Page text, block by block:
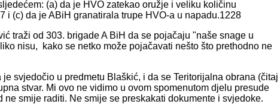
(a) da je HVO zatekao oružje i veliku količinu
i (c) da je ABiH granatirala trupe HVO-a u napadu.1228
traži od 303. brigade A BiH da se pojačaju "naše snage u
nisu, kako se netko može pojačavati nešto što prethodno ne
svjedočio u predmetu Blaškić, i da se Teritorijalna obrana (čitaj
stvar. Mi ovo ne vidimo u ovom spomenutom djelu presude
smije raditi. Ne smije se preskakati dokumente i svjedoke.